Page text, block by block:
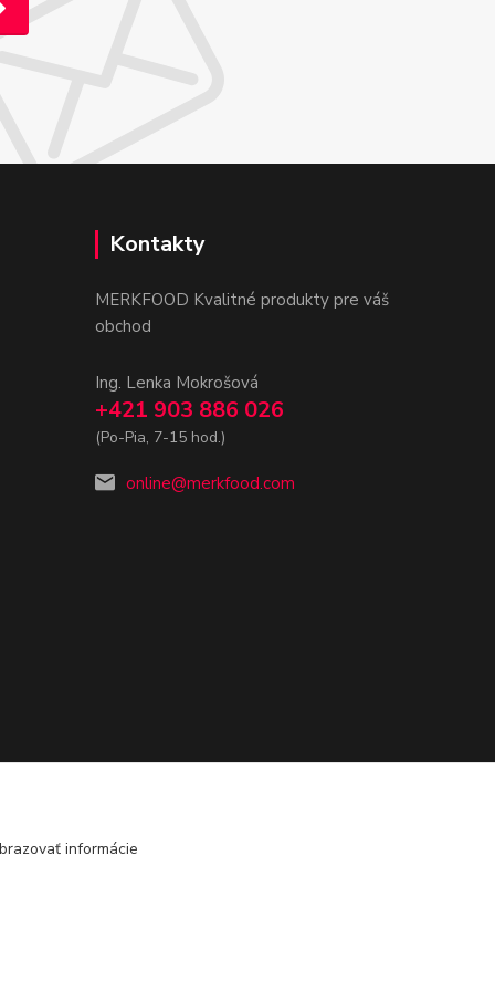
Kontakty
MERKFOOD Kvalitné produkty pre váš
obchod
Ing. Lenka Mokrošová
+421 903 886 026
(Po-Pia, 7-15 hod.)
online@merkfood.com
informácie